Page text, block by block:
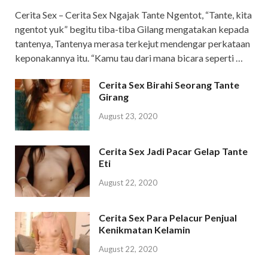
Cerita Sex – Cerita Sex Ngajak Tante Ngentot, “Tante, kita
ngentot yuk” begitu tiba-tiba Gilang mengatakan kepada
tantenya, Tantenya merasa terkejut mendengar perkataan
keponakannya itu. “Kamu tau dari mana bicara seperti …
Cerita Sex Birahi Seorang Tante
Girang
August 23, 2020
Cerita Sex Jadi Pacar Gelap Tante
Eti
August 22, 2020
Cerita Sex Para Pelacur Penjual
Kenikmatan Kelamin
August 22, 2020